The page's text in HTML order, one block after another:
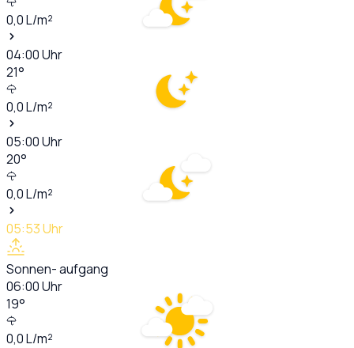
0,0L/m²
04:00Uhr
21°
0,0L/m²
05:00Uhr
20°
0,0L/m²
05:53Uhr
Sonnen- aufgang
06:00Uhr
19°
0,0L/m²